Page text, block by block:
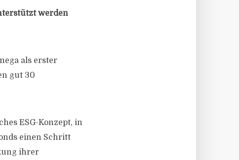
werden
als erster
gut 30
ESG-Konzept, in
einen Schritt
ihrer